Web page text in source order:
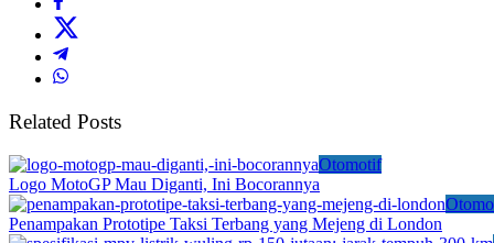
Related Posts
Otomotif
Logo MotoGP Mau Diganti, Ini Bocorannya
Penampakan Prototipe Taksi Terbang yang Mejeng di London